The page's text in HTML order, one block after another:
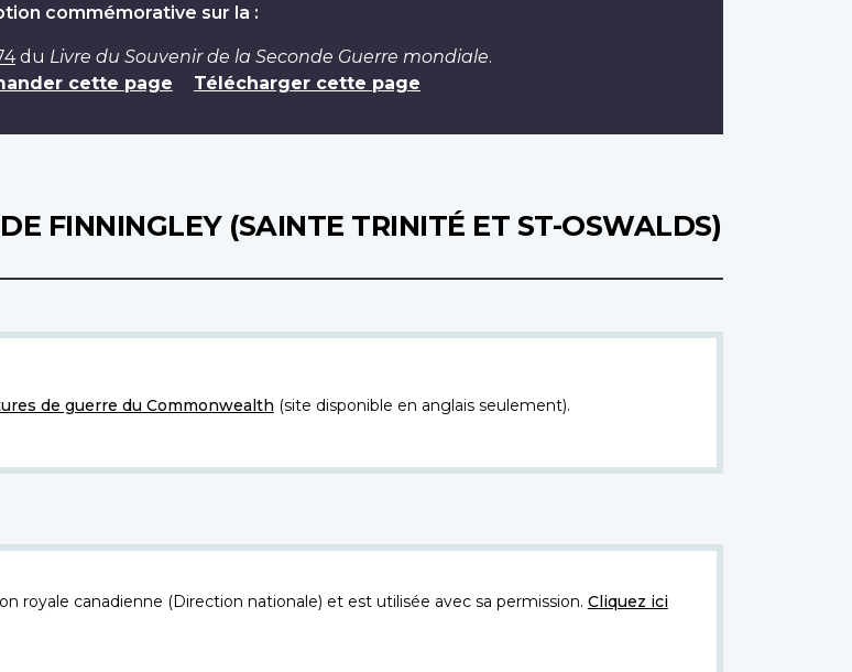
commémorative sur la :
du Livre du Souvenir de la Seconde Guerre mondiale.
cette page
Télécharger cette page
FINNINGLEY (SAINTE TRINITÉ ET ST-OSWALDS)
de guerre du Commonwealth (site disponible en anglais seulement).
royale canadienne (Direction nationale) et est utilisée avec sa permission. Cliquez ici